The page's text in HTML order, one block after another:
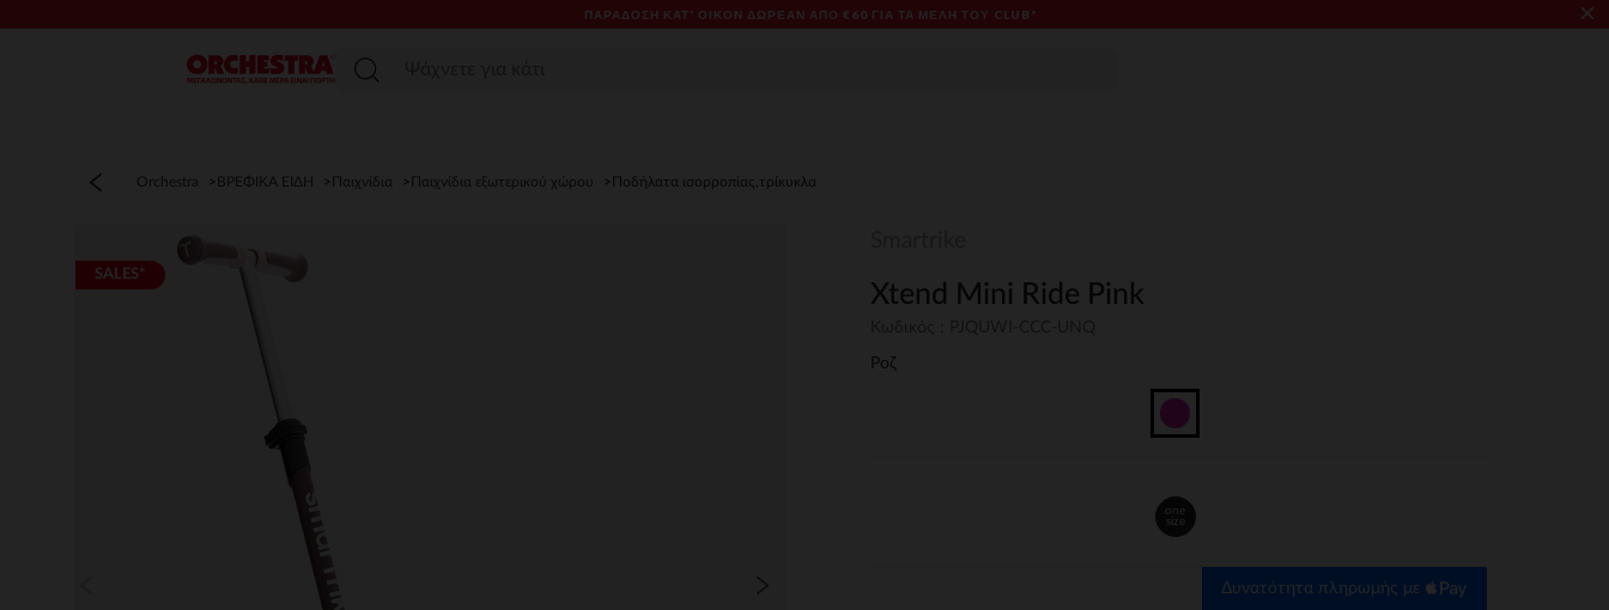
ΠΑΡΆΔΟΣΗ ΚΑΤ' ΟΊΚΟΝ ΔΩΡΕΑΝ ΑΠΌ €60 ΓΙΑ ΤΑ ΜΈΛΗ ΤΟΥ CLUB* ×
Μενού
Orchestra ΒΡΕΦΙΚΑ ΕΙΔΗ Παιχνίδια Παιχνίδια εξωτερικού χώρου Ποδήλατα ισορροπίας,τρίκυκλα
SALES*
Xtend Mini Ride Pink
Ροζ
one
size
Δυνατότητα πληρωμής με